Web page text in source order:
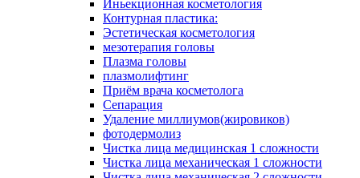
Иньекционная косметология
Контурная пластика:
Эстетическая косметология
мезотерапия головы
Плазма головы
плазмолифтинг
Приём врача косметолога
Сепарация
Удаление миллиумов(жировиков)
фотодермолиз
Чистка лица медицинская 1 сложности
Чистка лица механическая 1 сложности